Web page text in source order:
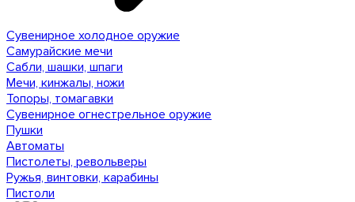
Сувенирное холодное оружие
Самурайские мечи
Сабли, шашки, шпаги
Мечи, кинжалы, ножи
Топоры, томагавки
Сувенирное огнестрельное оружие
Пушки
Автоматы
Пистолеты, револьверы
Ружья, винтовки, карабины
Пистоли